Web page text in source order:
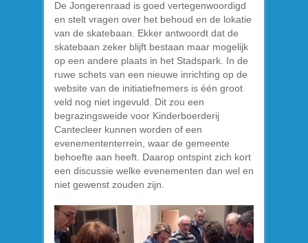
De Jongerenraad is goed vertegenwoordigd
en stelt vragen over het behoud en de lokatie
van de skatebaan. Ekker antwoordt dat de
skatebaan zeker blijft bestaan maar mogelijk
op een andere plaats in het Stadspark. In de
ruwe schets van een nieuwe inrichting op de
website van de initiatiefnemers is één groot
veld nog niet ingevuld. Dit zou een
begrazingsweide voor Kinderboerderij
Cantecleer kunnen worden of een
evenemententerrein, waar de gemeente
behoefte aan heeft. Daarop ontspint zich kort
een discussie welke evenementen dan wel en
niet gewenst zouden zijn.